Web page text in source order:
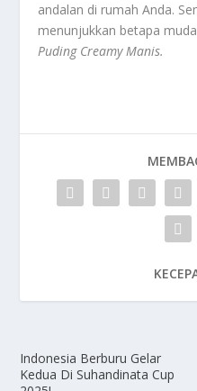
andalan di rumah Anda.
menunjukkan betapa
Puding Creamy Manis.
Indonesia Berburu Gelar
Kedua Di Suhandinata Cup